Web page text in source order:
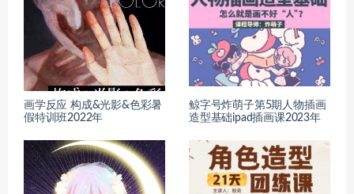
画学反应 构成&光影&色彩暑
假特训班2022年
鲸字号炸萌子第5期人物插画
造型基础ipad插画课2023年